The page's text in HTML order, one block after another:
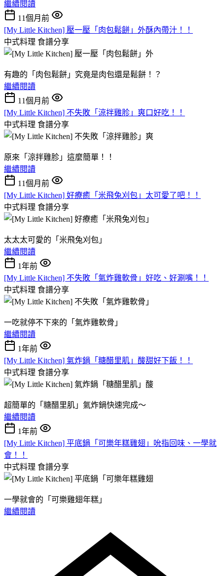
繼續閱讀
11個月前
[My Little Kitchen] 壓一壓「肉包鬆餅」外酥內帶汁！！
中式料理 食譜分享
有趣的「肉包鬆餅」究竟是肉包還是鬆餅！？
繼續閱讀
11個月前
[My Little Kitchen] 不失敗「涼拌雞胗」爽口好吃！！
中式料理 食譜分享
原來「涼拌雞胗」這麼簡單！！
繼續閱讀
11個月前
[My Little Kitchen] 好療癒「米飛兔刈包」太可愛了吧！！
中式料理 食譜分享
太太太可愛的「米飛兔刈包」
繼續閱讀
1年前
[My Little Kitchen] 不失敗「氣炸雞軟骨」好吃、好涮嘴！！
中式料理 食譜分享
一吃就停不下來的「氣炸雞軟骨」
繼續閱讀
1年前
[My Little Kitchen] 氣炸鍋「糖醋里肌」酸甜好下飯！！
中式料理 食譜分享
超簡單的「糖醋里肌」氣炸鍋快速完成～
繼續閱讀
1年前
[My Little Kitchen] 平底鍋「可樂年糕雞翅」吮指回味、一學就
會！！
中式料理 食譜分享
一學就會的「可樂雞翅年糕」
繼續閱讀